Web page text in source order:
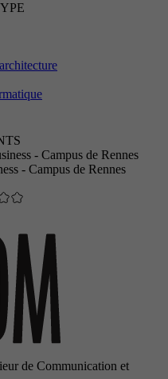
- Campus de Rennes
de Communication et